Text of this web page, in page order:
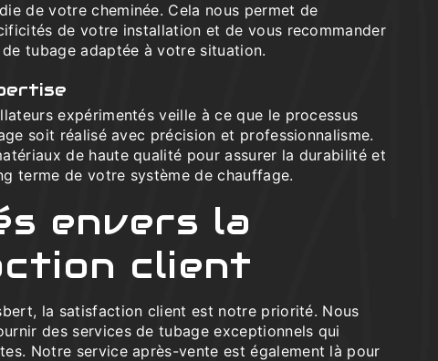
de votre cheminée. Cela nous permet de
de votre installation et de vous recommander
tubage adaptée à votre situation.
expérimentés veille à ce que le processus
soit réalisé avec précision et professionnalisme.
de haute qualité pour assurer la durabilité et
terme de votre système de chauffage.
envers la
client
la satisfaction client est notre priorité. Nous
des services de tubage exceptionnels qui
Notre service après-vente est également là pour